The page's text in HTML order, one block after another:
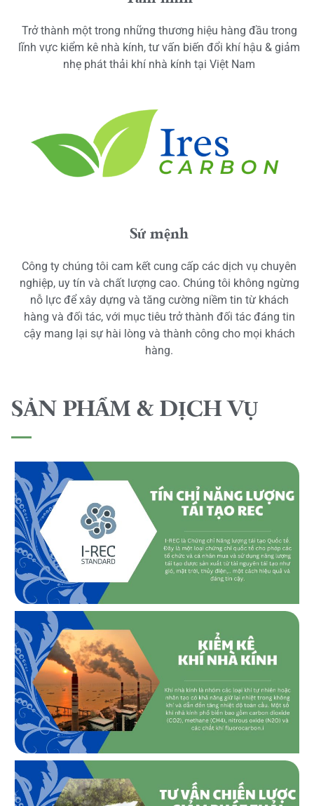
Trở thành một trong những thương hiệu hàng đầu trong
lĩnh vực kiểm kê nhà kính, tư vấn biến đổi khí hậu & giảm
nhẹ phát thải khí nhà kính tại Việt Nam
Sứ mệnh
Công ty chúng tôi cam kết cung cấp các dịch vụ chuyên
nghiệp, uy tín và chất lượng cao. Chúng tôi không ngừng
nỗ lực để xây dựng và tăng cường niềm tin từ khách
hàng và đối tác, với mục tiêu trở thành đối tác đáng tin
cậy mang lại sự hài lòng và thành công cho mọi khách
hàng.
SẢN PHẨM & DỊCH VỤ